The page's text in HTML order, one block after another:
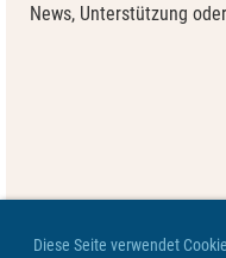
Diese Seite verwendet
News, Unterstützung